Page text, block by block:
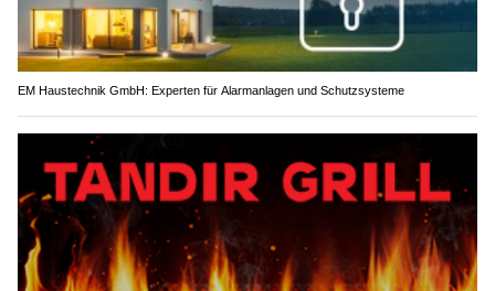
EM Haustechnik GmbH: Experten für Alarmanlagen und Schutzsysteme